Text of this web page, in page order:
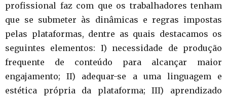
profissional faz com que os trabalhadores tenham
que se submeter às dinâmicas e regras impostas
pelas plataformas, dentre as quais destacamos os
seguintes elementos: I) necessidade de produção
frequente de conteúdo para alcançar maior
engajamento; II) adequar-se a uma linguagem e
estética própria da plataforma; III) aprendizado